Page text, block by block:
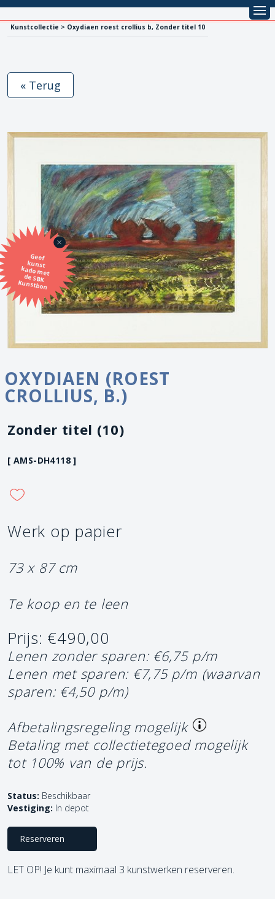
Kunstcollectie > Oxydiaen roest crollius b, Zonder titel 10
Geef
kunst
kado met
de SBK
Kunstbon
« Terug
OXYDIAEN (ROEST
CROLLIUS, B.)
Zonder titel (10)
[ AMS-DH4118 ]
Werk op papier
73 x 87 cm
Te koop en te leen
Prijs: €490,00
Lenen zonder sparen: €6,75 p/m
Lenen met sparen: €7,75 p/m (waarvan
sparen: €4,50 p/m)
Afbetalingsregeling mogelijk
Betaling met collectietegoed mogelijk
tot 100% van de prijs.
Status: Beschikbaar
Vestiging: In depot
Reserveren
LET OP! Je kunt maximaal 3 kunstwerken reserveren.